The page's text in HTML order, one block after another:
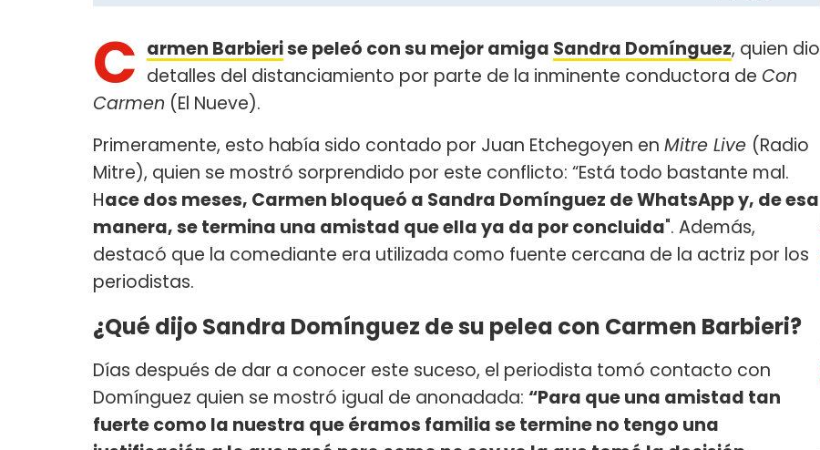
C armen Barbierise peleó con su mejor amiga Sandra Domínguez, quien dio
detalles del distanciamiento por parte de la inminente conductora de Con
Carmen (El Nueve).
Primeramente, esto había sido contado por Juan Etchegoyen en Mitre Live (Radio
Mitre), quien se mostró sorprendido por este conflicto: “Está todo bastante mal.
Hace dos meses, Carmen bloqueó a Sandra Domínguez de WhatsApp y, de esa
manera, se termina una amistad que ella ya da por concluida". Además,
destacó que la comediante era utilizada como fuente cercana de la actriz por los
periodistas.
¿Qué dijo Sandra Domínguez de su pelea con Carmen Barbieri?
Días después de dar a conocer este suceso, el periodista tomó contacto con
Domínguez quien se mostró igual de anonadada: “Para que una amistad tan
fuerte como la nuestra que éramos familia se termine no tengo una